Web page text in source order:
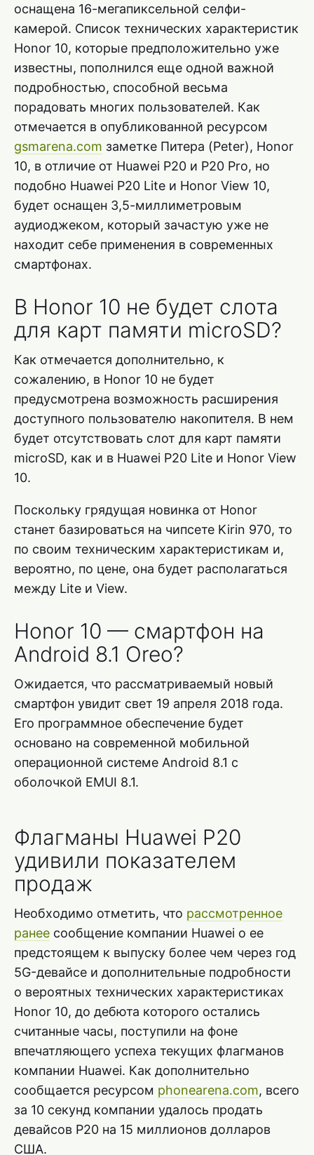
оснащена 16-мегапиксельной селфи-
камерой. Список технических характеристик
Honor 10, которые предположительно уже
известны, пополнился еще одной важной
подробностью, способной весьма
порадовать многих пользователей. Как
отмечается в опубликованной ресурсом
gsmarena.com заметке Питера (Peter), Honor
10, в отличие от Huawei P20 и P20 Pro, но
подобно Huawei P20 Lite и Honor View 10,
будет оснащен 3,5-миллиметровым
аудиоджеком, который зачастую уже не
находит себе применения в современных
смартфонах.
В Honor 10 не будет слота
для карт памяти microSD?
Как отмечается дополнительно, к
сожалению, в Honor 10 не будет
предусмотрена возможность расширения
доступного пользователю накопителя. В нем
будет отсутствовать слот для карт памяти
microSD, как и в Huawei P20 Lite и Honor View
10.
Поскольку грядущая новинка от Honor
станет базироваться на чипсете Kirin 970, то
по своим техническим характеристикам и,
вероятно, по цене, она будет располагаться
между Lite и View.
Honor 10 — смартфон на
Android 8.1 Oreo?
Ожидается, что рассматриваемый новый
смартфон увидит свет 19 апреля 2018 года.
Его программное обеспечение будет
основано на современной мобильной
операционной системе Android 8.1 с
оболочкой EMUI 8.1.
Флагманы Huawei P20
удивили показателем
продаж
Необходимо отметить, что рассмотренное
ранее сообщение компании Huawei о ее
предстоящем к выпуску более чем через год
5G-девайсе и дополнительные подробности
о вероятных технических характеристиках
Honor 10, до дебюта которого остались
считанные часы, поступили на фоне
впечатляющего успеха текущих флагманов
компании Huawei. Как дополнительно
сообщается ресурсом phonearena.com, всего
за 10 секунд компании удалось продать
девайсов P20 на 15 миллионов долларов
США.